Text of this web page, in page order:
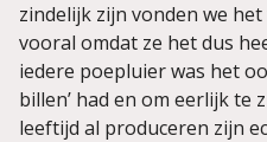
zindelijk zijn vonden we
vooral omdat ze het dus
iedere poepluier was het
billen’ had en om eerlijk te
leeftijd al produceren zijn